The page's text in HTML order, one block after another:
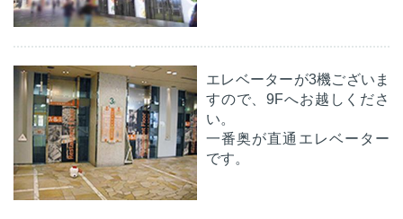
エレベーターが3機ございま
すので、9Fへお越しくださ
い。
一番奥が直通エレベーター
です。